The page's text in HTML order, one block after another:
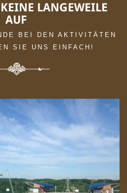
LANGEWEILE
AUF
BEI DEN AKTIVITÄTEN
SIE UNS EINFACH!